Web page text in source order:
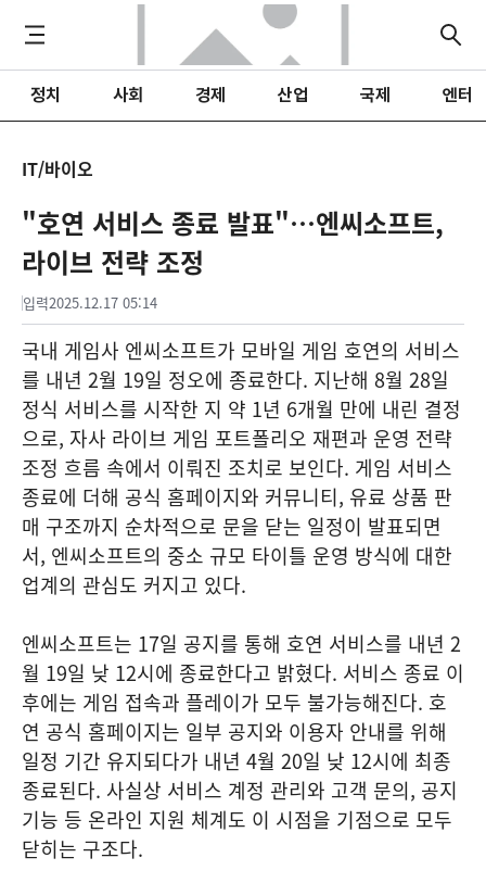
정치 사회 경제 산업 국제 엔터
IT/바이오
"호연 서비스 종료 발표"…엔씨소프트,
라이브 전략 조정
입력2025.12.17 05:14
국내 게임사 엔씨소프트가 모바일 게임 호연의 서비스
를 내년 2월 19일 정오에 종료한다. 지난해 8월 28일
정식 서비스를 시작한 지 약 1년 6개월 만에 내린 결정
으로, 자사 라이브 게임 포트폴리오 재편과 운영 전략
조정 흐름 속에서 이뤄진 조치로 보인다. 게임 서비스
종료에 더해 공식 홈페이지와 커뮤니티, 유료 상품 판
매 구조까지 순차적으로 문을 닫는 일정이 발표되면
서, 엔씨소프트의 중소 규모 타이틀 운영 방식에 대한
업계의 관심도 커지고 있다.
엔씨소프트는 17일 공지를 통해 호연 서비스를 내년 2
월 19일 낮 12시에 종료한다고 밝혔다. 서비스 종료 이
후에는 게임 접속과 플레이가 모두 불가능해진다. 호
연 공식 홈페이지는 일부 공지와 이용자 안내를 위해
일정 기간 유지되다가 내년 4월 20일 낮 12시에 최종
종료된다. 사실상 서비스 계정 관리와 고객 문의, 공지
기능 등 온라인 지원 체계도 이 시점을 기점으로 모두
닫히는 구조다.